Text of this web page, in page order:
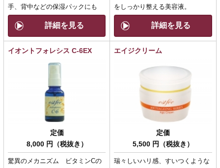
手、背中などの保湿パックにも
をしっかり整える美容液。
詳細を見る 詳細を見る
イオントフォレシス C-6EX エイジクリーム
定価
8,000 円（税抜き）
定価
5,500 円（税抜き）
驚異のメカニズム ビタミンCの
瑞々しいハリ感、すいつくような